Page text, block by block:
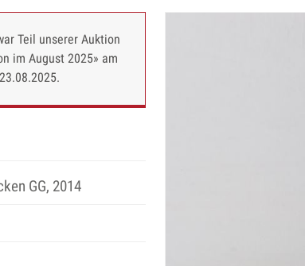
Teil unserer Auktion
im August 2025» am
23.08.2025.
GG, 2014